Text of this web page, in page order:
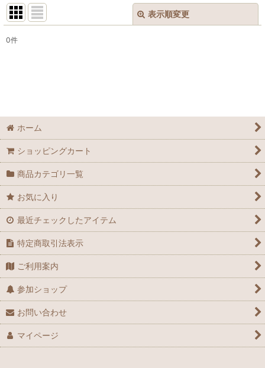
表示順変更
0件
ホーム
ショッピングカート
商品カテゴリ一覧
お気に入り
最近チェックしたアイテム
特定商取引法表示
ご利用案内
参加ショップ
お問い合わせ
マイページ